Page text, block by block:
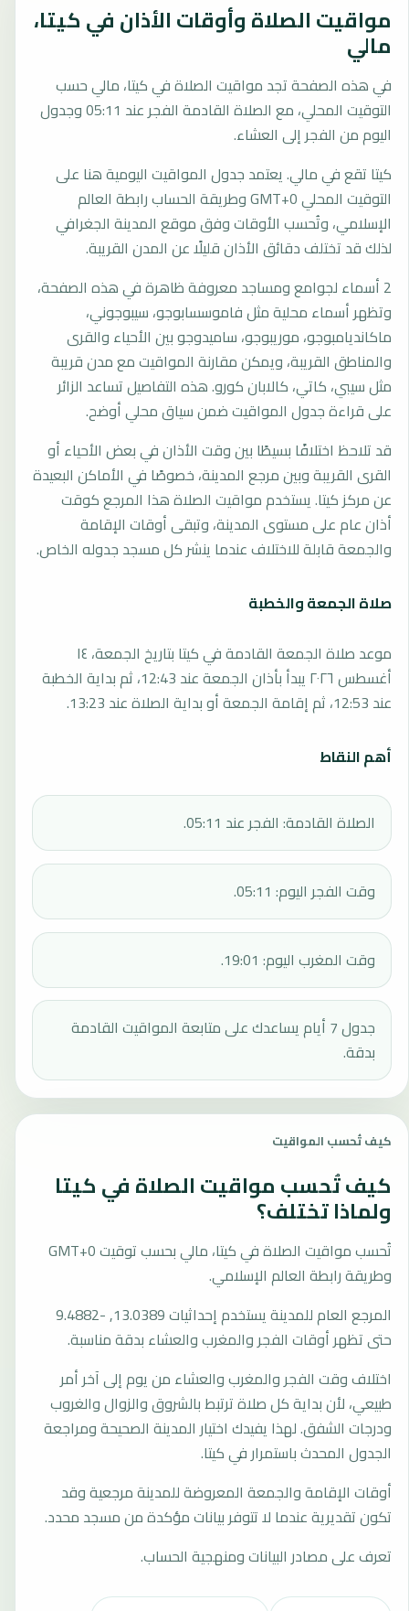
مواقيت الصلاة وأوقات الأذان في كيتا،
مالي
في هذه الصفحة تجد مواقيت الصلاة في كيتا، مالي حسب
التوقيت المحلي، مع الصلاة القادمة الفجر عند 05:11 وجدول
اليوم من الفجر إلى العشاء.
كيتا تقع في مالي. يعتمد جدول المواقيت اليومية هنا على
التوقيت المحلي GMT+0 وطريقة الحساب رابطة العالم
الإسلامي، وتُحسب الأوقات وفق موقع المدينة الجغرافي
لذلك قد تختلف دقائق الأذان قليلًا عن المدن القريبة.
2 أسماء لجوامع ومساجد معروفة ظاهرة في هذه الصفحة،
وتظهر أسماء محلية مثل فاموسسابوجو، سيبوجوني،
ماكانديامبوجو، موريبوجو، ساميدوجو بين الأحياء والقرى
والمناطق القريبة، ويمكن مقارنة المواقيت مع مدن قريبة
مثل سيبي، كاتي، كالابان كورو. هذه التفاصيل تساعد الزائر
على قراءة جدول المواقيت ضمن سياق محلي أوضح.
قد تلاحظ اختلافًا بسيطًا بين وقت الأذان في بعض الأحياء أو
القرى القريبة وبين مرجع المدينة، خصوصًا في الأماكن البعيدة
عن مركز كيتا. يستخدم مواقيت الصلاة هذا المرجع كوقت
أذان عام على مستوى المدينة، وتبقى أوقات الإقامة
والجمعة قابلة للاختلاف عندما ينشر كل مسجد جدوله الخاص.
صلاة الجمعة والخطبة
موعد صلاة الجمعة القادمة في كيتا بتاريخ الجمعة، ١٤
أغسطس ٢٠٢٦ يبدأ بأذان الجمعة عند 12:43، ثم بداية الخطبة
عند 12:53، ثم إقامة الجمعة أو بداية الصلاة عند 13:23.
أهم النقاط
الصلاة القادمة: الفجر عند 05:11.
وقت الفجر اليوم: 05:11.
وقت المغرب اليوم: 19:01.
جدول 7 أيام يساعدك على متابعة المواقيت القادمة
بدقة.
كيف تُحسب المواقيت
كيف تُحسب مواقيت الصلاة في كيتا
ولماذا تختلف؟
تُحسب مواقيت الصلاة في كيتا، مالي بحسب توقيت GMT+0
وطريقة رابطة العالم الإسلامي.
المرجع العام للمدينة يستخدم إحداثيات 13.0389, -9.4882
حتى تظهر أوقات الفجر والمغرب والعشاء بدقة مناسبة.
اختلاف وقت الفجر والمغرب والعشاء من يوم إلى آخر أمر
طبيعي، لأن بداية كل صلاة ترتبط بالشروق والزوال والغروب
ودرجات الشفق. لهذا يفيدك اختيار المدينة الصحيحة ومراجعة
الجدول المحدث باستمرار في كيتا.
أوقات الإقامة والجمعة المعروضة للمدينة مرجعية وقد
تكون تقديرية عندما لا تتوفر بيانات مؤكدة من مسجد محدد.
تعرف على مصادر البيانات ومنهجية الحساب.